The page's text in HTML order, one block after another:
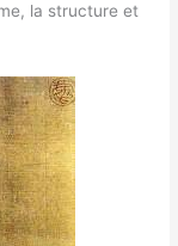
la structure et